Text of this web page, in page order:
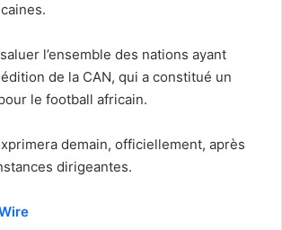
l’ensemble des nations ayant
de la CAN, qui a constitué un
le football africain.
demain, officiellement, après
dirigeantes.